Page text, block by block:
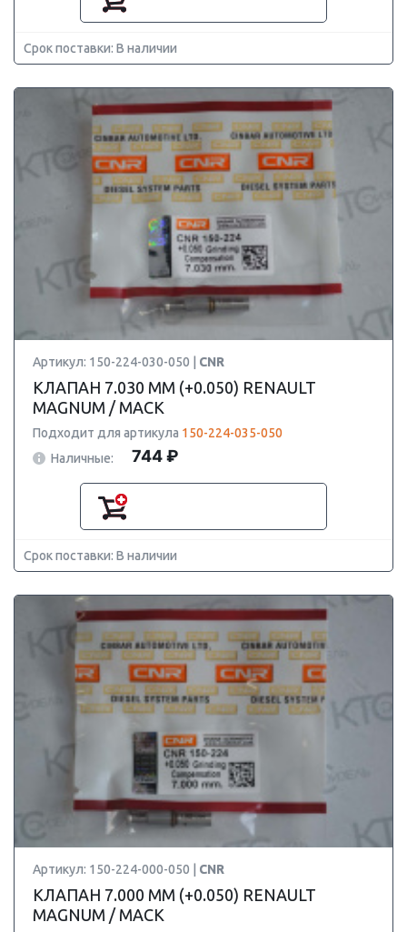
Срок поставки: В наличии
Артикул: 150-224-030-050 | CNR
КЛАПАН 7.030 ММ (+0.050) RENAULT
MAGNUM / MACK
Подходит для артикула 150-224-035-050
Наличные:
744 ₽
Срок поставки: В наличии
Артикул: 150-224-000-050 | CNR
КЛАПАН 7.000 ММ (+0.050) RENAULT
MAGNUM / MACK